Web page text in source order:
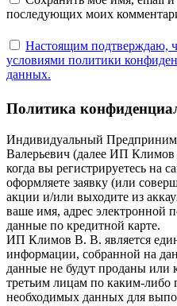
последующих моих
Настоящим подтверждаю,
условиями политики
данных.
Политика
Индивидуальный
Валерьевич (далее ИП
когда вы регистрируетесь на
оформляете заявку (или
акции и/или выходите из
ваше имя, адрес электронной
данные по кредитной карте.
ИП Климов В. В. является
информации, собранной на
данные не будут проданы или
третьим лицам по каким-либо
необходимых данных для